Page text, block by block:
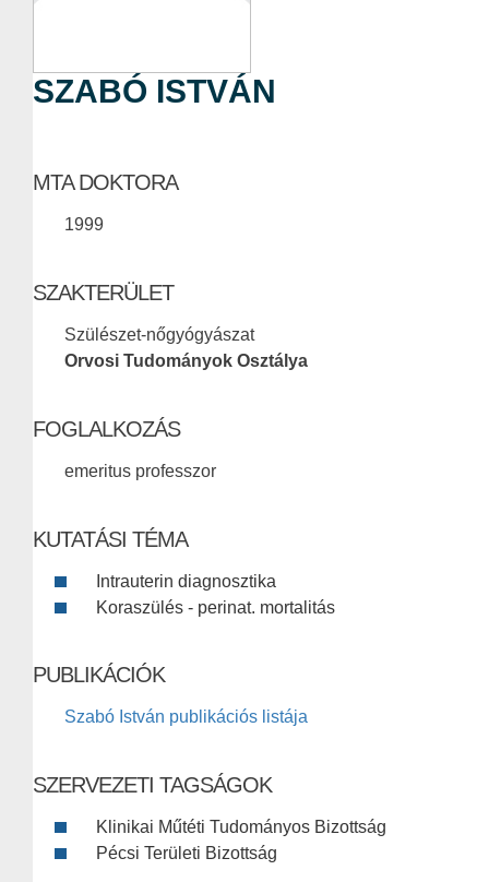
SZABÓ ISTVÁN
MTA DOKTORA
1999
SZAKTERÜLET
Szülészet-nőgyógyászat
Orvosi Tudományok Osztálya
FOGLALKOZÁS
emeritus professzor
KUTATÁSI TÉMA
Intrauterin diagnosztika
Koraszülés - perinat. mortalitás
PUBLIKÁCIÓK
Szabó István publikációs listája
SZERVEZETI TAGSÁGOK
Klinikai Műtéti Tudományos Bizottság
Pécsi Területi Bizottság